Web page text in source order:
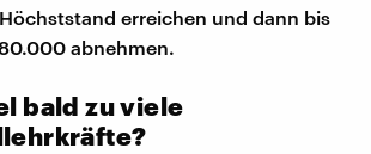
erreichen und dann bis
abnehmen.
bald zu viele